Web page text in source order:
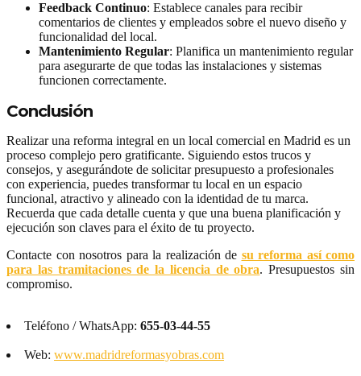
Feedback Continuo: Establece canales para recibir
comentarios de clientes y empleados sobre el nuevo diseño y
funcionalidad del local.
Mantenimiento Regular: Planifica un mantenimiento regular
para asegurarte de que todas las instalaciones y sistemas
funcionen correctamente.
Conclusión
Realizar una reforma integral en un local comercial en Madrid es un
proceso complejo pero gratificante. Siguiendo estos trucos y
consejos, y asegurándote de solicitar presupuesto a profesionales
con experiencia, puedes transformar tu local en un espacio
funcional, atractivo y alineado con la identidad de tu marca.
Recuerda que cada detalle cuenta y que una buena planificación y
ejecución son claves para el éxito de tu proyecto.
Contacte con nosotros para la realización de su reforma así como
para las tramitaciones de la licencia de obra. Presupuestos sin
compromiso.
Teléfono / WhatsApp: 655-03-44-55
Web: www.madridreformasyobras.com